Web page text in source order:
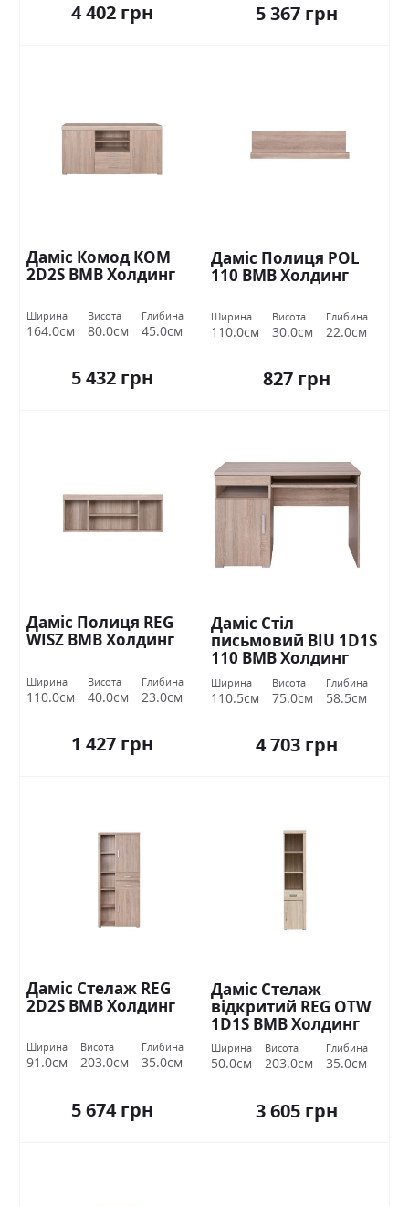
4 402 грн 5 367 грн
Даміс Комод КОМ
2D2S ВМВ Холдинг
Ширина
164.0см
Висота
80.0см
Глибина
45.0см
5 432 грн
Даміс Полиця POL
110 ВМВ Холдинг
Ширина
110.0см
Висота
30.0см
Глибина
22.0см
827 грн
Даміс Полиця REG
WISZ ВМВ Холдинг
Ширина
110.0см
Висота
40.0см
Глибина
23.0см
1 427 грн
Даміс Стіл
письмовий BIU 1D1S
110 ВМВ Холдинг
Ширина
110.5см
Висота
75.0см
Глибина
58.5см
4 703 грн
Даміс Стелаж REG
2D2S ВМВ Холдинг
Ширина
91.0см
Висота
203.0см
Глибина
35.0см
5 674 грн
Даміс Стелаж
відкритий REG OTW
1D1S ВМВ Холдинг
Ширина
50.0см
Висота
203.0см
Глибина
35.0см
3 605 грн